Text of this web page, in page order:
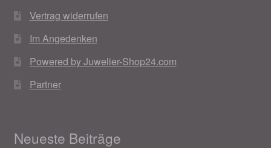
Vertrag widerrufen
Im Angedenken
Powered by Juwelier-Shop24.com
Partner
Neueste Beiträge